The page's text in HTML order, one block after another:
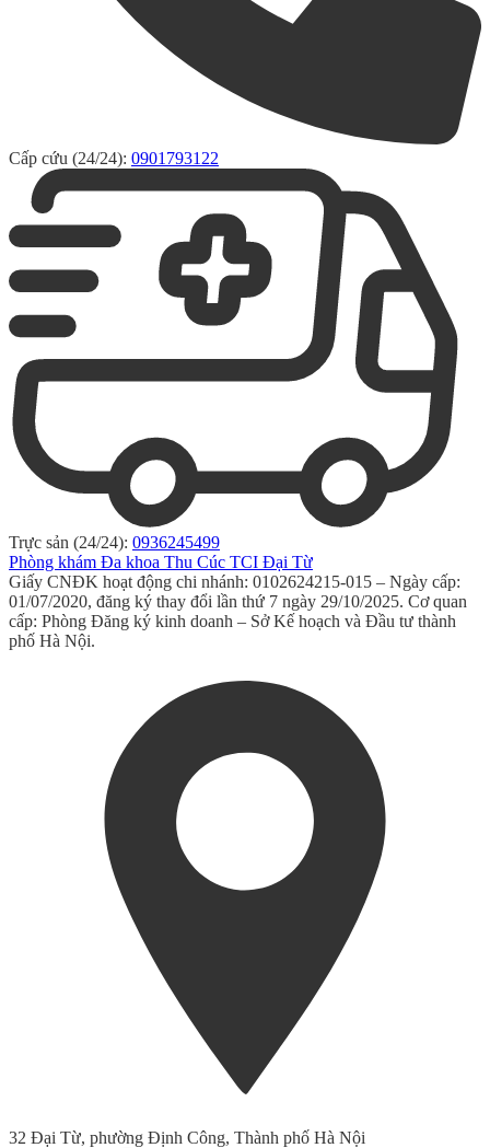
Cấp cứu (24/24): 0901793122
Trực sản (24/24): 0936245499
Phòng khám Đa khoa Thu Cúc TCI Đại Từ
Giấy CNĐK hoạt động chi nhánh: 0102624215-015 – Ngày cấp:
01/07/2020, đăng ký thay đổi lần thứ 7 ngày 29/10/2025. Cơ quan
cấp: Phòng Đăng ký kinh doanh – Sở Kế hoạch và Đầu tư thành
phố Hà Nội.
32 Đại Từ, phường Định Công, Thành phố Hà Nội